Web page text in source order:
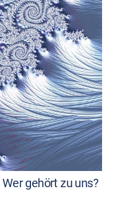
Wer gehört zu uns?